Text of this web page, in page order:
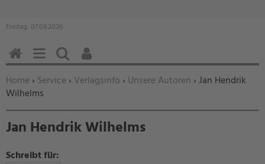
Freitag, 07.08.2026
Sie befinden sich hier:
Home › Service › Verlagsinfo › Unsere Autoren › Jan Hendrik
Wilhelms
Jan Hendrik Wilhelms
Schreibt für:
HOMEMENÜSUCHEN
BENUTZERFUNKTIONEN